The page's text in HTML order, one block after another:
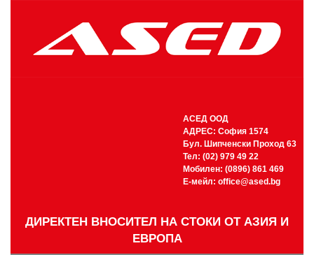
АСЕД ООД
АДРЕС: София 1574
Бул. Шипченски Проход 63
Тел: (02) 979 49 22
Мобилен: (0896) 861 469
Е-мейл: office@ased.bg
ДИРЕКТЕН ВНОСИТЕЛ НА СТОКИ ОТ АЗИЯ И
ЕВРОПА